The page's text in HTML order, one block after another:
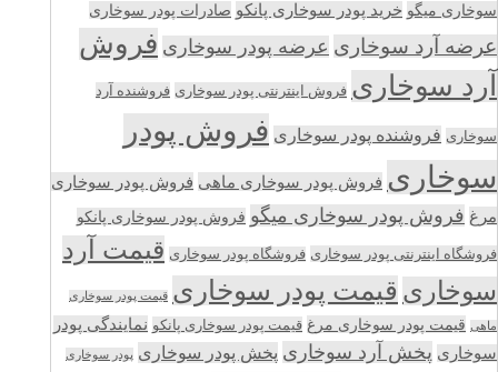
سوخاری میگو خرید پودر سوخاری پانکو صادرات پودر سوخاری
عرضه آرد سوخاری عرضه پودر سوخاری فروش
آرد سوخاری فروش اینترنتی پودر سوخاری فروشنده آرد
سوخاری فروشنده پودر سوخاری فروش پودر
سوخاری فروش پودر سوخاری ماهی فروش پودر سوخاری
مرغ فروش پودر سوخاری میگو فروش پودر سوخاری پانکو
فروشگاه اینترنتی پودر سوخاری فروشگاه پودر سوخاری قیمت آرد
سوخاری قیمت پودر سوخاری قیمت پودر سوخاری
ماهی قیمت پودر سوخاری مرغ قیمت پودر سوخاری پانکو نمایندگی پودر
سوخاری پخش آرد سوخاری پخش پودر سوخاری پودر سوخاری